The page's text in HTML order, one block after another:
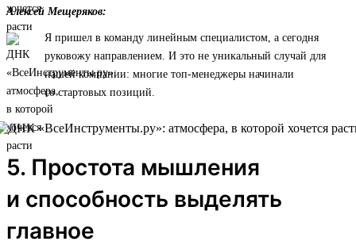
Алексей Мещеряков:
Я пришел в команду линейным специалистом, а сегодня
руковожу направлением. И это не уникальный случай для
нашей компании: многие топ-менеджеры начинали
со стартовых позиций.
5. Простота мышления
и способность выделять
главное